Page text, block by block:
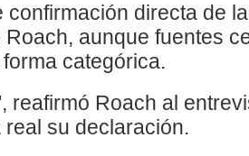
confirmación directa de
aunque fuentes
categórica.
reafirmó Roach al
su declaración.